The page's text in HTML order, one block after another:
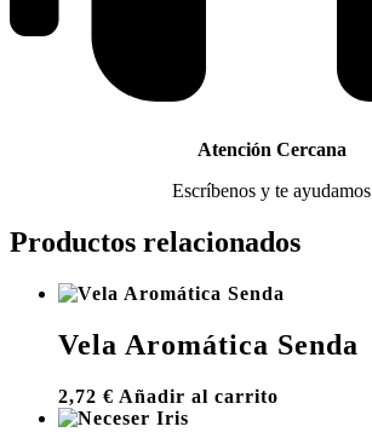
Atención Cercana
Escríbenos y te ayudamos
Productos relacionados
Vela Aromática Senda
2,72 € Añadir al carrito